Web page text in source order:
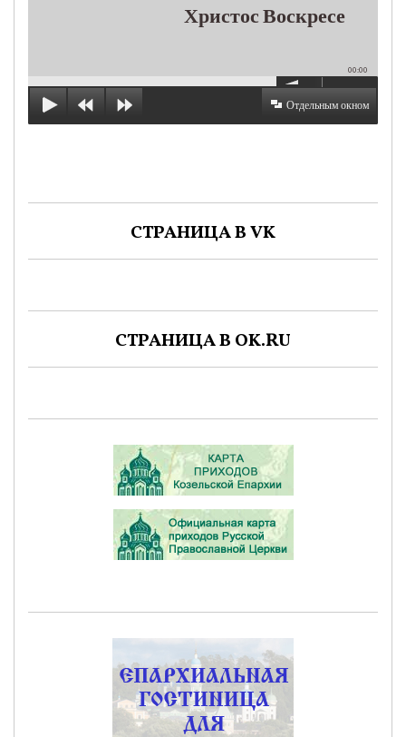
Христос Воскресе
00:00
Отдельным окном
СТРАНИЦА В VK
СТРАНИЦА В OK.RU